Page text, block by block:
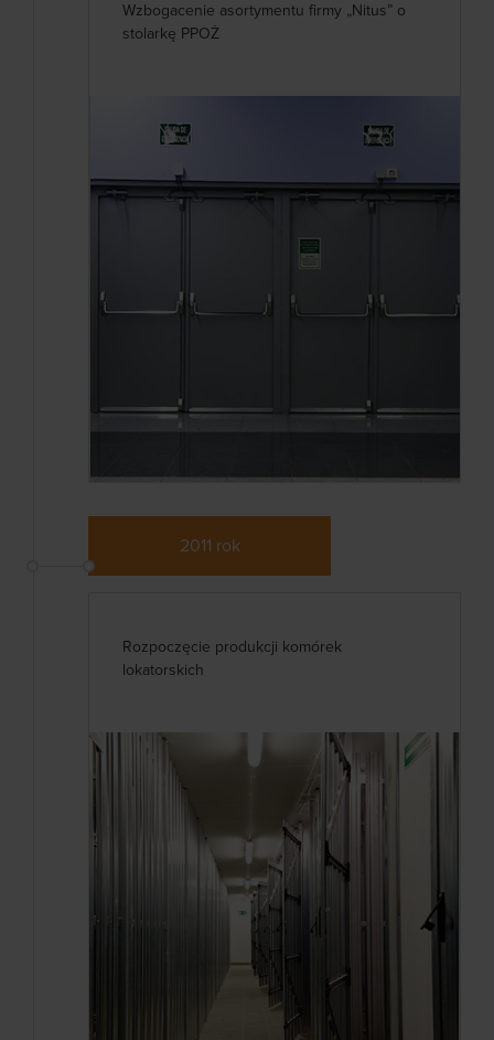
Wzbogacenie asortymentu firmy „Nitus” o
stolarkę PPOŻ
Rozpoczęcie produkcji komórek
lokatorskich
2011 rok